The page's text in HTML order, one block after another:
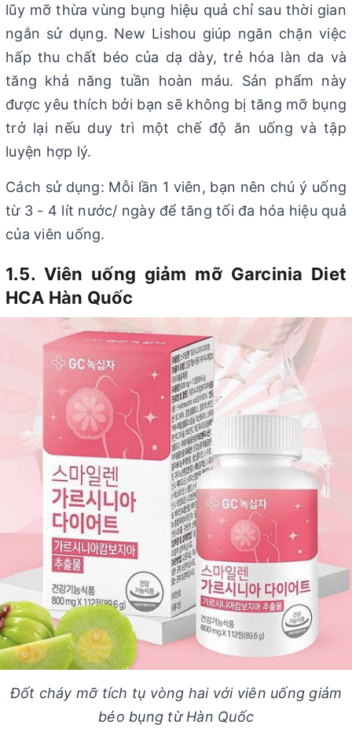
lũy mỡ thừa vùng bụng hiệu quả chỉ sau thời gian
ngắn sử dụng. New Lishou giúp ngăn chặn việc
hấp thu chất béo của dạ dày, trẻ hóa làn da và
tăng khả năng tuần hoàn máu. Sản phẩm này
được yêu thích bởi bạn sẽ không bị tăng mỡ bụng
trở lại nếu duy trì một chế độ ăn uống và tập
luyện hợp lý.
Cách sử dụng: Mỗi lần 1 viên, bạn nên chú ý uống
từ 3 - 4 lít nước/ ngày để tăng tối đa hóa hiệu quả
của viên uống.
1.5. Viên uống giảm mỡ Garcinia Diet
HCA Hàn Quốc
Đốt cháy mỡ tích tụ vòng hai với viên uống giảm
béo bụng từ Hàn Quốc